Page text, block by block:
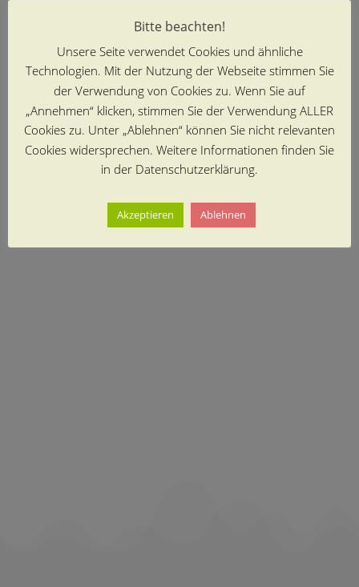
Bitte beachten!
Unsere Seite verwendet Cookies und ähnliche
Technologien. Mit der Nutzung der Webseite stimmen Sie
der Verwendung von Cookies zu. Wenn Sie auf
„Annehmen“ klicken, stimmen Sie der Verwendung ALLER
Cookies zu. Unter „Ablehnen“ können Sie nicht relevanten
Cookies widersprechen. Weitere Informationen finden Sie
in der Datenschutzerklärung.
Akzeptieren Ablehnen